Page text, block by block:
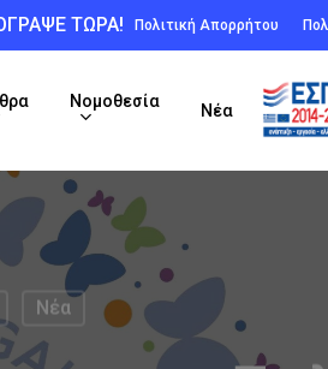
ΤΩΡΑ! Πολιτική Απορρήτου
Νομοθεσία
Νέα
Νέα